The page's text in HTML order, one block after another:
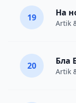
19 На
Artik
20 Бла
Artik